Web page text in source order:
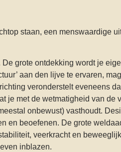
staan, een menswaardige
grote ontdekking wordt je
aan den lijve te ervaren,
veronderstelt eveneens
je met de wetmatigheid van de
onbewust) vasthoudt.
en beoefenen. De grote
veerkracht en
inblazen.